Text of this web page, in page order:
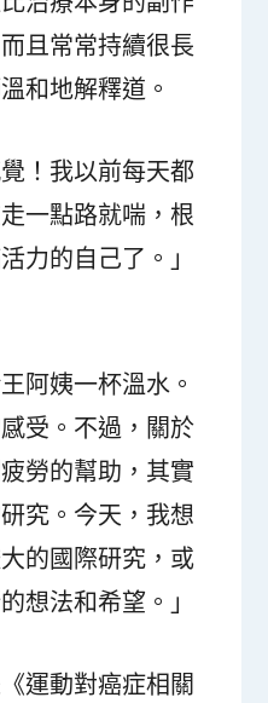
且常常持續很長
和地解釋道。
！我以前每天都
一點路就喘，根
力的自己了。」
阿姨一杯溫水。
受。不過，關於
勞的幫助，其實
究。今天，我想
的國際研究，或
想法和希望。」
運動對癌症相關